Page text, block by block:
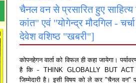
चैनल वन से प्रसारित हुए साहित्य
कांत" एवं "योगेन्द्र मौदगिल -
देवेश वशिष्ठ "खबरी"]
कोपनहेगन वार्ता को विफल ही कहा जायेगा।
है कि - THINK GLOBALLY BUT ACT
जिम्मेदारी है। इसी विषय को ले कर "चैनल वन"